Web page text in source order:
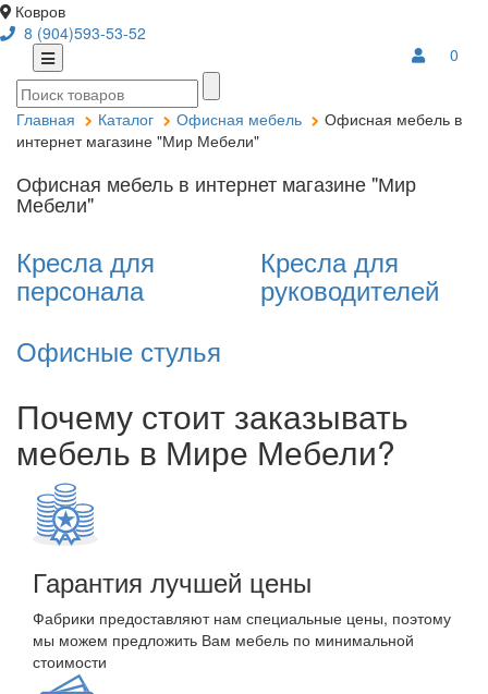
Ковров
8 (904)593-53-52
0
Главная Каталог Офисная мебель
Офисная мебель в
интернет магазине "Мир Мебели"
Офисная мебель в интернет магазине "Мир
Мебели"
Кресла для
персонала
Кресла для
руководителей
Офисные стулья
Почему стоит заказывать
мебель в Мире Мебели?
Гарантия лучшей цены
Фабрики предоставляют нам специальные цены, поэтому
мы можем предложить Вам мебель по минимальной
стоимости